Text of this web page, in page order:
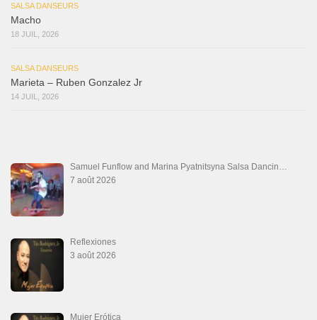
SALSA DANSEURS
Macho
18 JUIL, 2026
SALSA DANSEURS
Marieta – Ruben Gonzalez Jr
14 JUIL, 2026
Samuel Funflow and Marina Pyatnitsyna Salsa Dancin…
7 août 2026
Reflexiones
3 août 2026
Mujer Erótica